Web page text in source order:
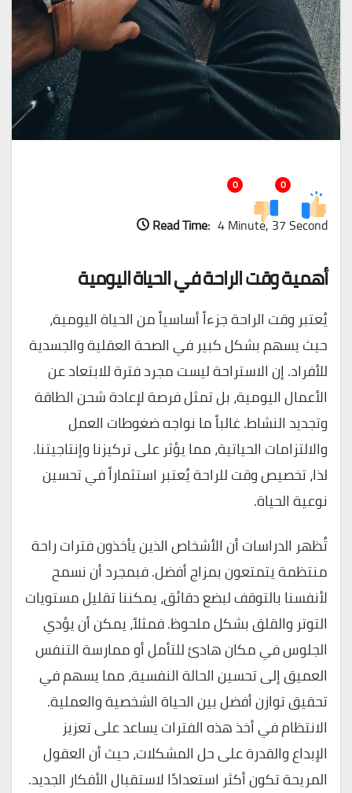
0
0
Read Time: 4 Minute, 37 Second
أهمية وقت الراحة في الحياة اليومية
يُعتبر وقت الراحة جزءاً أساسياً من الحياة اليومية،
حيث يسهم بشكل كبير في الصحة العقلية والجسدية
للأفراد. إن الاستراحة ليست مجرد فترة للابتعاد عن
الأعمال اليومية، بل تمثل فرصة لإعادة شحن الطاقة
وتجديد النشاط. غالباً ما نواجه ضغوطات العمل
والالتزامات الحياتية، مما يؤثر على تركيزنا وإنتاجيتنا.
لذا، تخصيص وقت للراحة يُعتبر استثماراً في تحسين
نوعية الحياة.
تُظهر الدراسات أن الأشخاص الذين يأخذون فترات راحة
منتظمة يتمتعون بمزاج أفضل. فبمجرد أن نسمح
لأنفسنا بالتوقف لبضع دقائق، يمكننا تقليل مستويات
التوتر والقلق بشكل ملحوظ. فمثلاً، يمكن أن يؤدي
الجلوس في مكان هادئ للتأمل أو ممارسة التنفس
العميق إلى تحسين الحالة النفسية، مما يسهم في
تحقيق توازن أفضل بين الحياة الشخصية والعملية.
الانتظام في أخذ هذه الفترات يساعد على تعزيز
الإبداع والقدرة على حل المشكلات، حيث أن العقول
المريحة تكون أكثر استعدادًا لاستقبال الأفكار الجديد.